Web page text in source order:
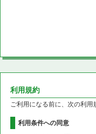
利用規約
ご利用になる前に、次の利
利用条件への同意